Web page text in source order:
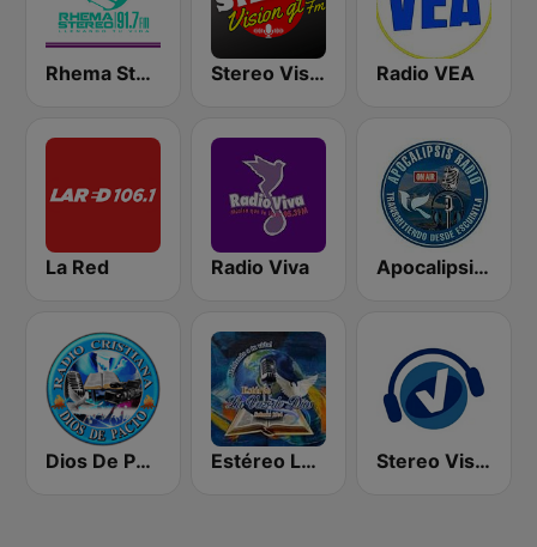
Rhema Stereo Stereo Vision Radio VEA
La Red Radio Viva Apocalipsis Radio
Dios De Pacto Estéreo La Voz De Dios Stereo Visión Guatemala